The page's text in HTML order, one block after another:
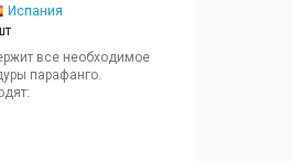
Испания
все необходимое
парафанго.